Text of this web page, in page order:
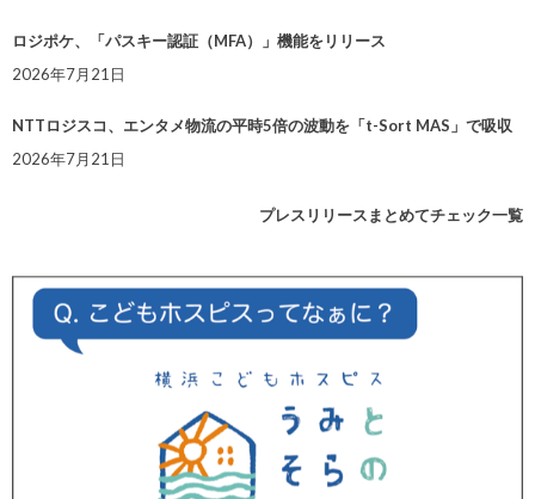
ロジポケ、「パスキー認証（MFA）」機能をリリース
2026年7月21日
NTTロジスコ、エンタメ物流の平時5倍の波動を「t-Sort MAS」で吸収
2026年7月21日
プレスリリースまとめてチェック一覧